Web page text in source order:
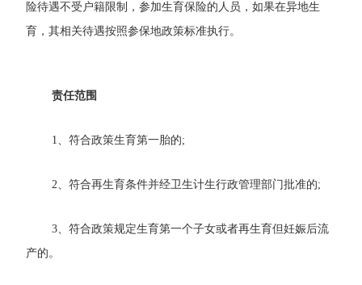
险待遇不受户籍限制，参加生育保险的人员，如果在异地生
育，其相关待遇按照参保地政策标准执行。
责任范围
1、符合政策生育第一胎的;
2、符合再生育条件并经卫生计生行政管理部门批准的;
3、符合政策规定生育第一个子女或者再生育但妊娠后流
产的。